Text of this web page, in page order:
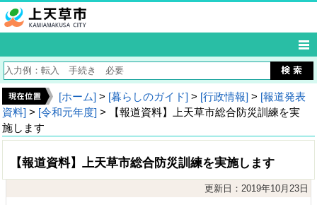
[ホーム] > [暮らしのガイド] > [行政情報] > [報道発表
資料] > [令和元年度] > 【報道資料】上天草市総合防災訓練を実
施します
【報道資料】上天草市総合防災訓練を実施します
更新日：2019年10月23日